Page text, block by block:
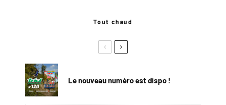
Tout chaud
Le nouveau numéro est dispo !